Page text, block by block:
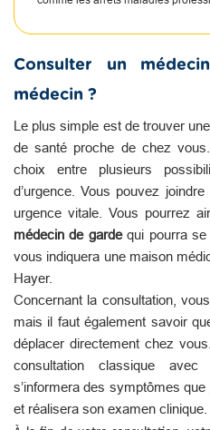
Consulter un
médecin ?
Le plus simple est de trouver
de santé proche de chez
choix entre plusieurs
d’urgence. Vous pouvez
urgence vitale. Vous pourrez
médecin de gardequi pourra se
vous indiquera une maison
Hayer.
Concernant la consultation,
mais il faut également savoir
déplacer directement chez
consultation classique
s’informera des symptômes
et réalisera son examen clinique.